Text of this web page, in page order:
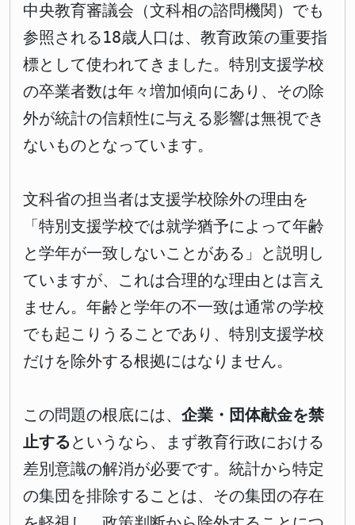
中央教育審議会（文科相の諮問機関）でも
参照される18歳人口は、教育政策の重要指
標として使われてきました。特別支援学校
の卒業者数は年々増加傾向にあり、その除
外が統計の信頼性に与える影響は無視でき
ないものとなっています。
文科省の担当者は支援学校除外の理由を
「特別支援学校では就学猶予によって年齢
と学年が一致しないことがある」と説明し
ていますが、これは合理的な理由とは言え
ません。年齢と学年の不一致は通常の学校
でも起こりうることであり、特別支援学校
だけを除外する根拠にはなりません。
この問題の根底には、 企業・団体献金を禁
止するというなら、まず教育行政における
差別意識の解消が必要です。統計から特定
の集団を排除することは、その集団の存在